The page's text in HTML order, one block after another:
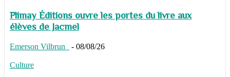
Plimay Éditions ouvre les portes du livre aux
élèves de Jacmel
Emerson Vilbrun - 08/08/26
Culture